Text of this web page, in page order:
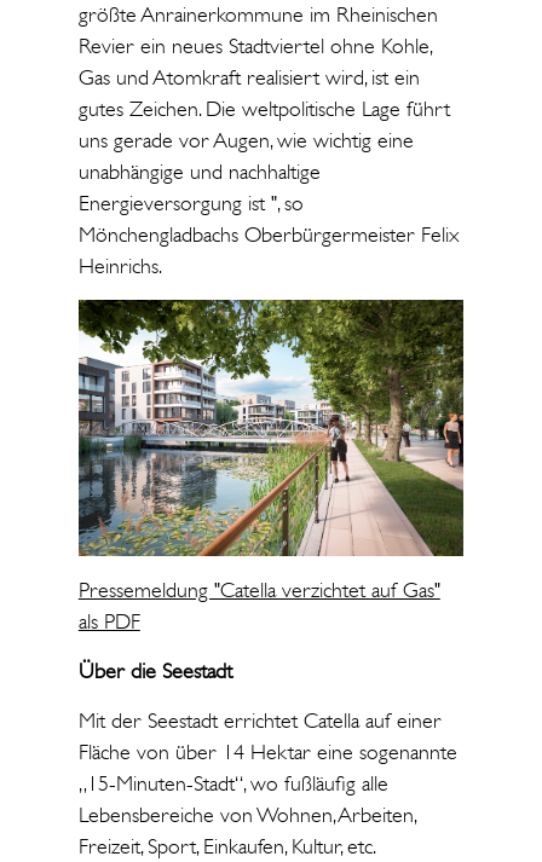
größte Anrainerkommune im Rheinischen
Revier ein neues Stadtviertel ohne Kohle,
Gas und Atomkraft realisiert wird, ist ein
gutes Zeichen. Die weltpolitische Lage führt
uns gerade vor Augen, wie wichtig eine
unabhängige und nachhaltige
Energieversorgung ist ", so
Mönchengladbachs Oberbürgermeister Felix
Heinrichs.
Pressemeldung "Catella verzichtet auf Gas"
als PDF
Über die Seestadt
Mit der Seestadt errichtet Catella auf einer
Fläche von über 14 Hektar eine sogenannte
„15-Minuten-Stadt“, wo fußläufig alle
Lebensbereiche von Wohnen, Arbeiten,
Freizeit, Sport, Einkaufen, Kultur, etc.